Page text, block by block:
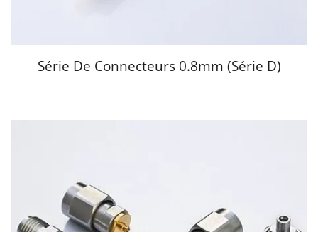
Série De Connecteurs 0.8mm (série D)